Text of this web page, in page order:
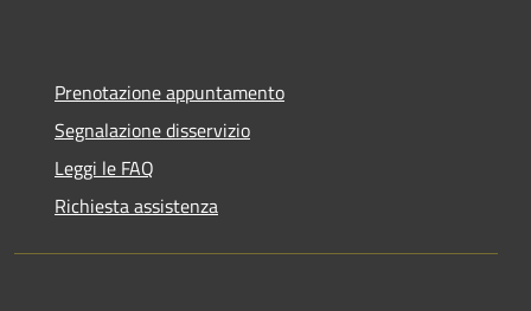
Prenotazione appuntamento
Segnalazione disservizio
Leggi le FAQ
Richiesta assistenza